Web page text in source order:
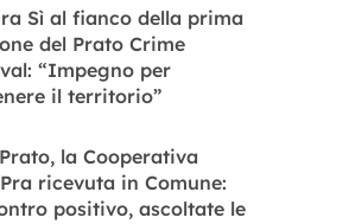
Sì al fianco della prima
del Prato Crime
“Impegno per
il territorio”
la Cooperativa
ricevuta in Comune:
positivo, ascoltate le